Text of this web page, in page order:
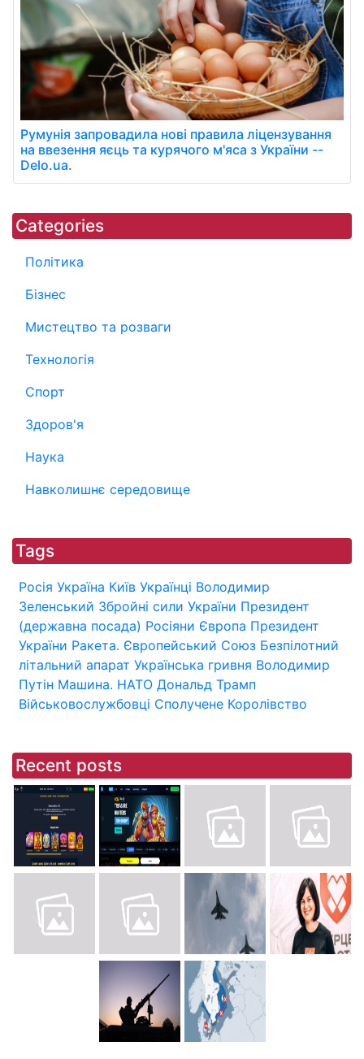
Румунія запровадила нові правила ліцензування
на ввезення яєць та курячого м'яса з України --
Delo.ua.
Categories
Політика
Бізнес
Мистецтво та розваги
Технологія
Спорт
Здоров'я
Наука
Навколишнє середовище
Tags
Росія Україна Київ Українці Володимир
Зеленський Збройні сили України Президент
(державна посада) Росіяни Європа Президент
України Ракета. Європейський Союз Безпілотний
літальний апарат Українська гривня Володимир
Путін Машина. НАТО Дональд Трамп
Військовослужбовці Сполучене Королівство
Recent posts